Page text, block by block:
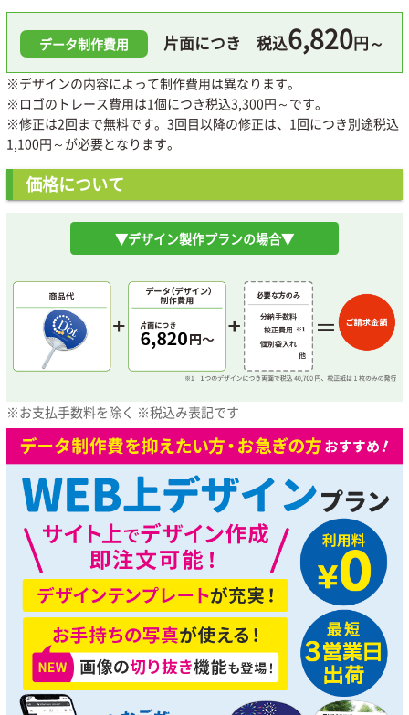
データ制作費用 片面につき 税込6,820円～
※デザインの内容によって制作費用は異なります。
※ロゴのトレース費用は1個につき税込3,300円～です。
※修正は2回まで無料です。3回目以降の修正は、1回につき別途税込
1,100円～が必要となります。
価格について
▼デザイン製作プランの場合▼
※お支払手数料を除く ※税込み表記です